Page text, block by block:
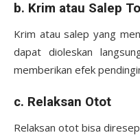
b. Krim atau Salep
Krim atau salep yang
dapat dioleskan
memberikan efek
c. Relaksan Otot
Relaksan otot bisa